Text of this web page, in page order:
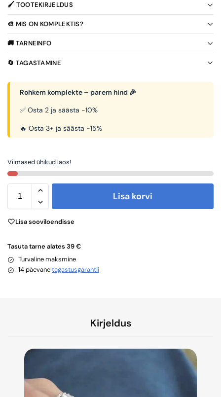
🖌️ TOOTEKIRJELDUS
🎨 MIS ON KOMPLEKTIS?
🚚 TARNEINFO
🔄 TAGASTAMINE
Rohkem komplekte – parem hind 🎉
✅ Osta 2 ja säästa -10%
🔥 Osta 3+ ja säästa -15%
Viimased ühikud laos!
Lisa korvi
Lisa sooviloendisse
Tasuta tarne alates 39 €
Turvaline maksmine
14 päevanetagastusgarantii
Kirjeldus